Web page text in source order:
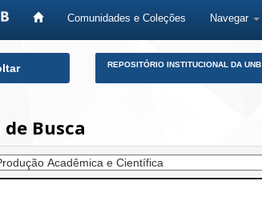
Comunidades e Coleções Navegar
REPOSITÓRIO INSTITUCIONAL DA UNB
Busca